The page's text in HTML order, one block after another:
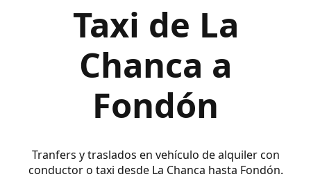
Taxi de La
Chanca a
Fondón
Tranfers y traslados en vehículo de alquiler con
conductor o taxi desde La Chanca hasta Fondón.